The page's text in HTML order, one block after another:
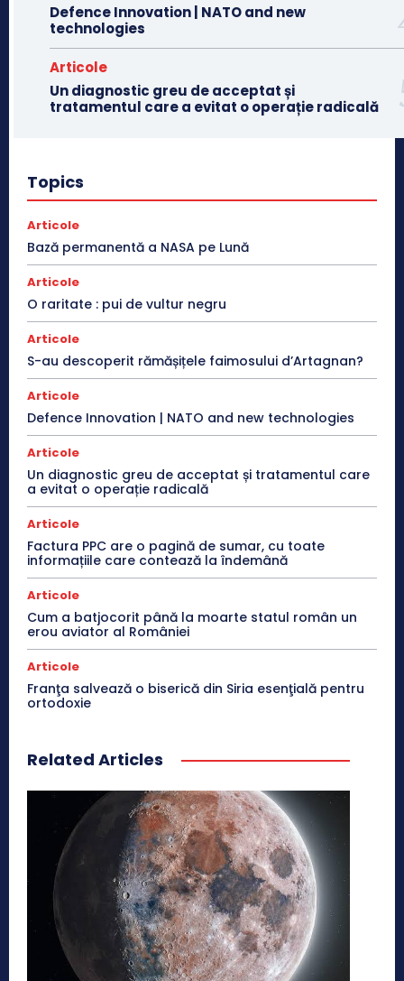
Defence Innovation | NATO and new
technologies
Articole
Un diagnostic greu de acceptat și
tratamentul care a evitat o operație radicală
Topics
Articole
Bază permanentă a NASA pe Lună
Articole
O raritate : pui de vultur negru
Articole
S-au descoperit rămășițele faimosului d’Artagnan?
Articole
Defence Innovation | NATO and new technologies
Articole
Un diagnostic greu de acceptat și tratamentul care
a evitat o operație radicală
Articole
Factura PPC are o pagină de sumar, cu toate
informațiile care contează la îndemână
Articole
Cum a batjocorit până la moarte statul român un
erou aviator al României
Articole
Franţa salvează o biserică din Siria esenţială pentru
ortodoxie
Related Articles